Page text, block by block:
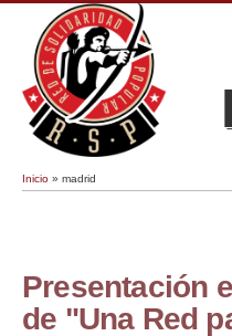
Se encuentra usted aquí
Inicio » madrid
Presentación
de "Una Red